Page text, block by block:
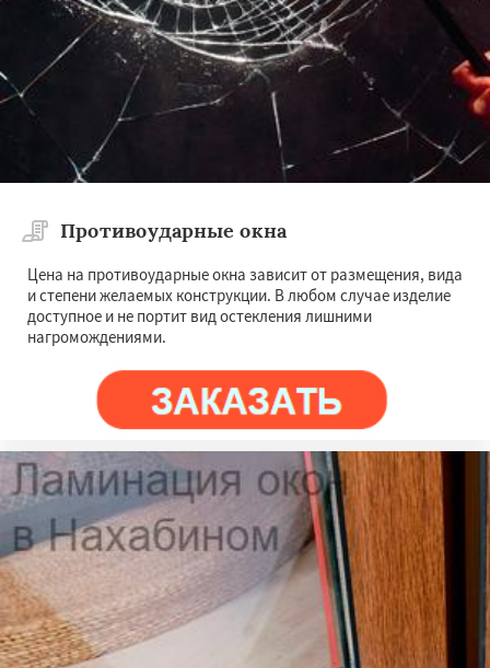
Противоударные окна
Цена на противоударные окна зависит от размещения, вида
и степени желаемых конструкции. В любом случае изделие
доступное и не портит вид остекления лишними
нагромождениями.